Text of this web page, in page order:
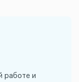
работе и